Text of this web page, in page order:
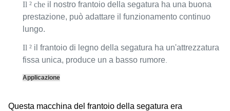
Il ² che il nostro frantoio della segatura ha una buona
prestazione, può adattare il funzionamento continuo
lungo.
Il ² il frantoio di legno della segatura ha un'attrezzatura
fissa unica, produce un a basso rumore
Applicazione
Questa macchina del frantoio della segatura era